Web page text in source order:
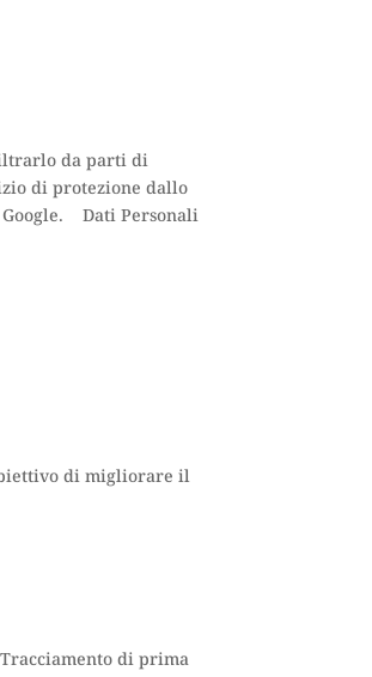
da parti di
di protezione dallo
Google. Dati Personali
di migliorare il
di prima